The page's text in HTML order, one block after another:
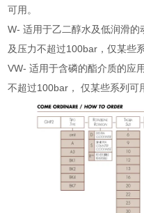
可用。
W- 适用于乙二醇水及低润滑
及压力不超过100bar，仅某些
VW- 适用于含磷的酯介质的应
不超过100bar， 仅某些系列可